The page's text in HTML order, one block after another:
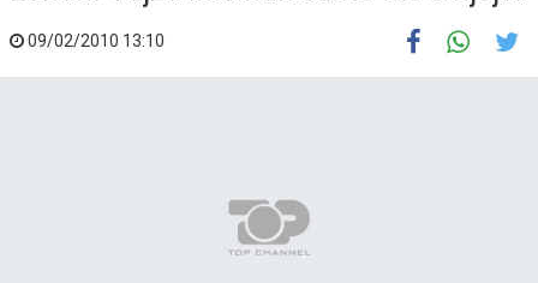
09/02/2010 13:10